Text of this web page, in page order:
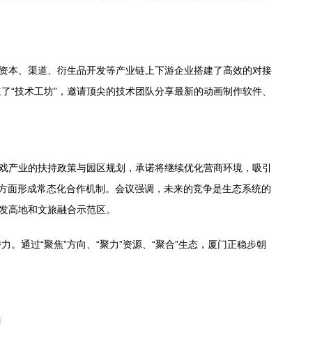
本、渠道、衍生品开发等产业链上下游企业搭建了高效的对接
技术工坊”，邀请顶尖的技术团队分享最新的动画制作软件、
业的扶持政策与园区规划，承诺将继续优化营商环境，吸引
面形成常态化合作机制。会议强调，未来的竞争是生态系统的
高地和文旅融合示范区。
通过“聚焦”方向、“聚力”资源、“聚合”生态，厦门正稳步朝